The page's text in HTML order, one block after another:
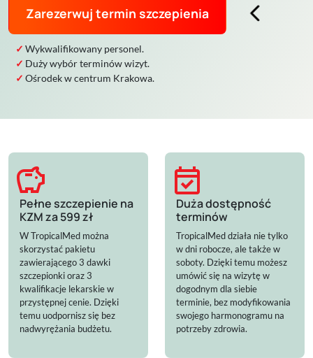
Zarezerwuj termin szczepienia
Wykwalifikowany personel.
Duży wybór terminów wizyt.
Ośrodek w centrum Krakowa.
savings
Pełne szczepienie na
KZM za 599 zł
W TropicalMed można
skorzystać pakietu
zawierającego 3 dawki
szczepionki oraz 3
kwalifikacje lekarskie w
przystępnej cenie. Dzięki
temu uodpornisz się bez
nadwyrężania budżetu.
event_available
Duża dostępność
terminów
TropicalMed działa nie tylko
w dni robocze, ale także w
soboty. Dzięki temu możesz
umówić się na wizytę w
dogodnym dla siebie
terminie, bez modyfikowania
swojego harmonogramu na
potrzeby zdrowia.